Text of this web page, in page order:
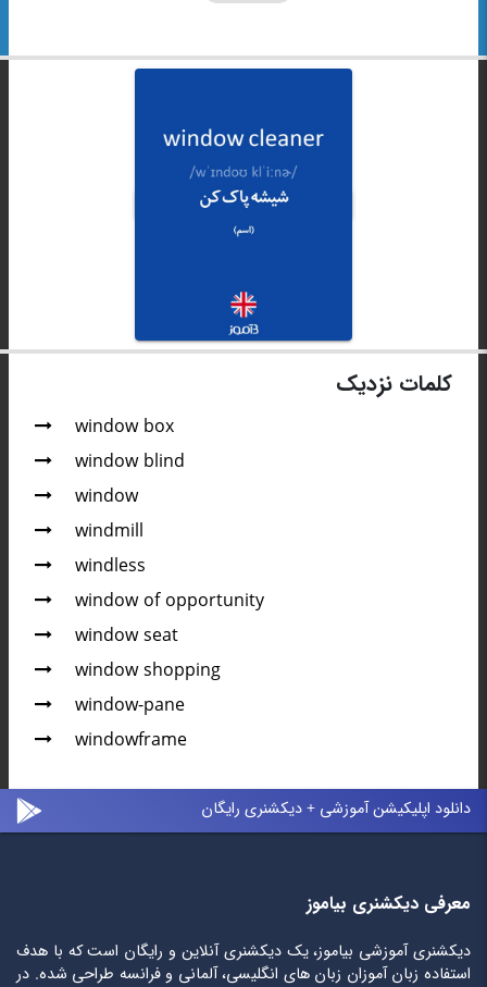
کلمات نزدیک
window box
window blind
window
windmill
windless
window of opportunity
window seat
window shopping
window-pane
windowframe
دانلود اپلیکیشن آموزشی + دیکشنری رایگان
معرفی دیکشنری بیاموز
دیکشنری آموزشی بیاموز، یک دیکشنری آنلاین و رایگان است که با هدف
استفاده زبان آموزان زبان های انگلیسی، آلمانی و فرانسه طراحی شده. در